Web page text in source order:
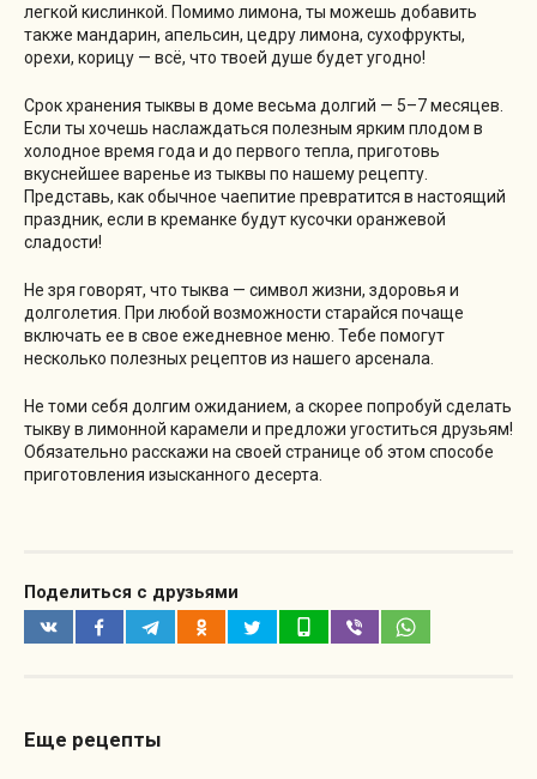
легкой кислинкой. Помимо лимона, ты можешь добавить
также мандарин, апельсин, цедру лимона, сухофрукты,
орехи, корицу — всё, что твоей душе будет угодно!
Срок хранения тыквы в доме весьма долгий — 5–7 месяцев.
Если ты хочешь наслаждаться полезным ярким плодом в
холодное время года и до первого тепла, приготовь
вкуснейшее варенье из тыквы по нашему рецепту.
Представь, как обычное чаепитие превратится в настоящий
праздник, если в креманке будут кусочки оранжевой
сладости!
Не зря говорят, что тыква — символ жизни, здоровья и
долголетия. При любой возможности старайся почаще
включать ее в свое ежедневное меню. Тебе помогут
несколько полезных рецептов из нашего арсенала.
Не томи себя долгим ожиданием, а скорее попробуй сделать
тыкву в лимонной карамели и предложи угоститься друзьям!
Обязательно расскажи на своей странице об этом способе
приготовления изысканного десерта.
Поделиться с друзьями
Еще рецепты